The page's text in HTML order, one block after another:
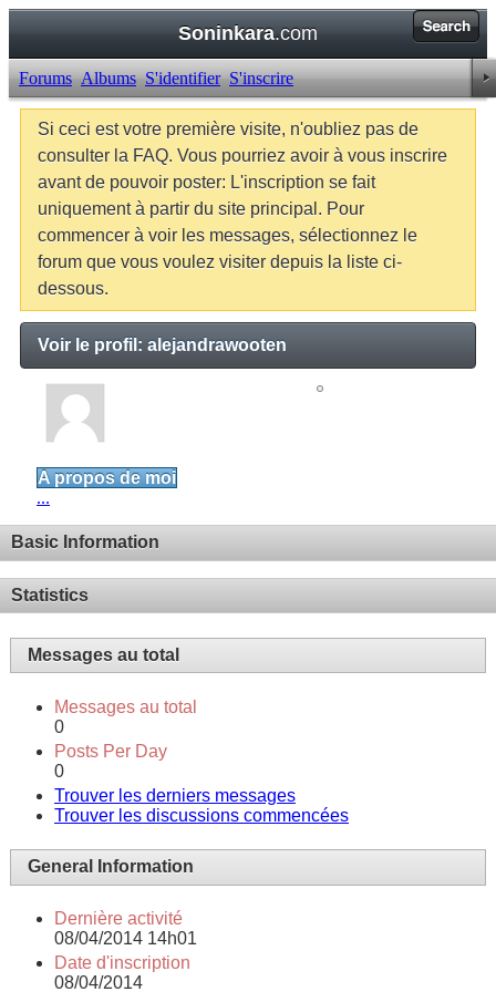
Soninkara.com
Forums Albums S'identifier S'inscrire
Si ceci est votre première visite, n'oubliez pas de
consulter la FAQ. Vous pourriez avoir à vous inscrire
avant de pouvoir poster: L'inscription se fait
uniquement à partir du site principal. Pour
commencer à voir les messages, sélectionnez le
forum que vous voulez visiter depuis la liste ci-
dessous.
Voir le profil: alejandrawooten
A propos de moi
...
Basic Information
Statistics
Messages au total
Messages au total
0
Posts Per Day
0
Trouver les derniers messages
Trouver les discussions commencées
General Information
Dernière activité
08/04/2014 14h01
Date d'inscription
08/04/2014